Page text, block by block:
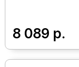
8 089 р.